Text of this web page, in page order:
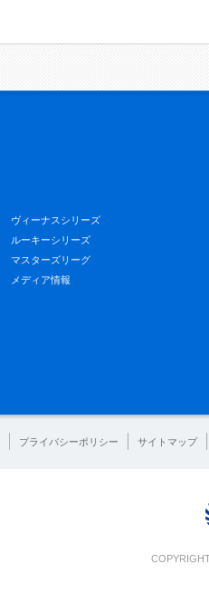
ヴィーナスシリーズ
ルーキーシリーズ
マスターズリーグ
メディア情報
プライバシーポリシー サイトマップ